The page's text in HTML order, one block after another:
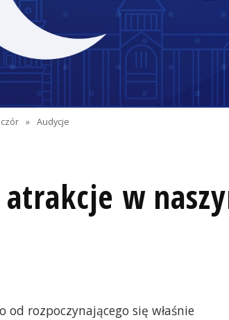
» Audycje
w
od rozpoczynającego się właśnie